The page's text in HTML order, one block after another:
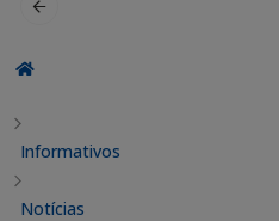
Informativos
Notícias